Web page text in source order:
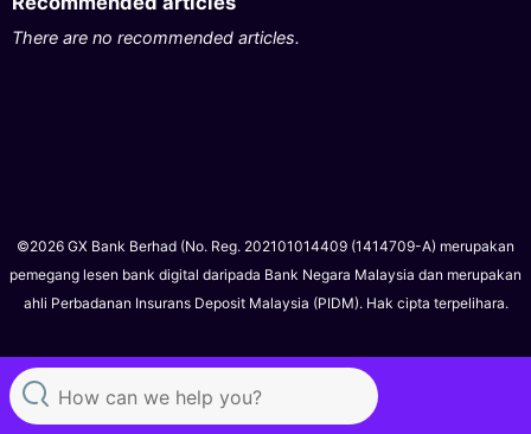
There are no recommended articles.
©2026 GX Bank Berhad (No. Reg. 202101014409 (1414709-A) merupakan
pemegang lesen bank digital daripada Bank Negara Malaysia dan merupakan
ahli Perbadanan Insurans Deposit Malaysia (PIDM). Hak cipta terpelihara.